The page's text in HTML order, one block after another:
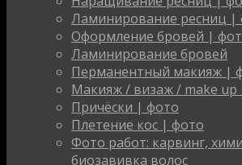
Ламинирование ресниц |
Оформление бровей |
Ламинирование бровей
Перманентный макияж |
Макияж / визаж / make
Причёски | фото
Плетение кос | фото
Фото работ: карвинг,
биозавивка волос